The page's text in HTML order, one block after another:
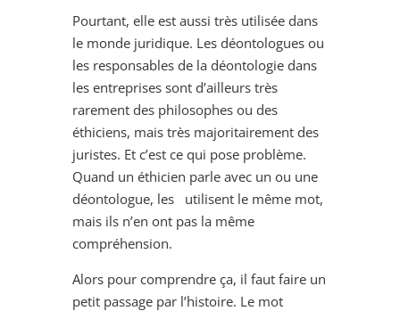
Pourtant, elle est aussi très utilisée dans
le monde juridique. Les déontologues ou
les responsables de la déontologie dans
les entreprises sont d’ailleurs très
rarement des philosophes ou des
éthiciens, mais très majoritairement des
juristes. Et c’est ce qui pose problème.
Quand un éthicien parle avec un ou une
déontologue, les utilisent le même mot,
mais ils n’en ont pas la même
compréhension.
Alors pour comprendre ça, il faut faire un
petit passage par l’histoire. Le mot